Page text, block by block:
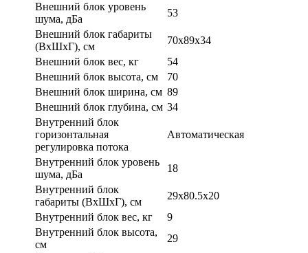
Внешний блок уровень
шума, дБа
53
Внешний блок габариты
(ВхШхГ), см
70x89x34
Внешний блок вес, кг
54
Внешний блок высота, см
70
Внешний блок ширина, см 89
Внешний блок глубина, см 34
Внутренний блок
горизонтальная
регулировка потока
Автоматическая
Внутренний блок уровень
шума, дБа
18
Внутренний блок
габариты (ВхШхГ), см
29x80.5x20
Внутренний блок вес, кг
9
Внутренний блок высота,
см
29